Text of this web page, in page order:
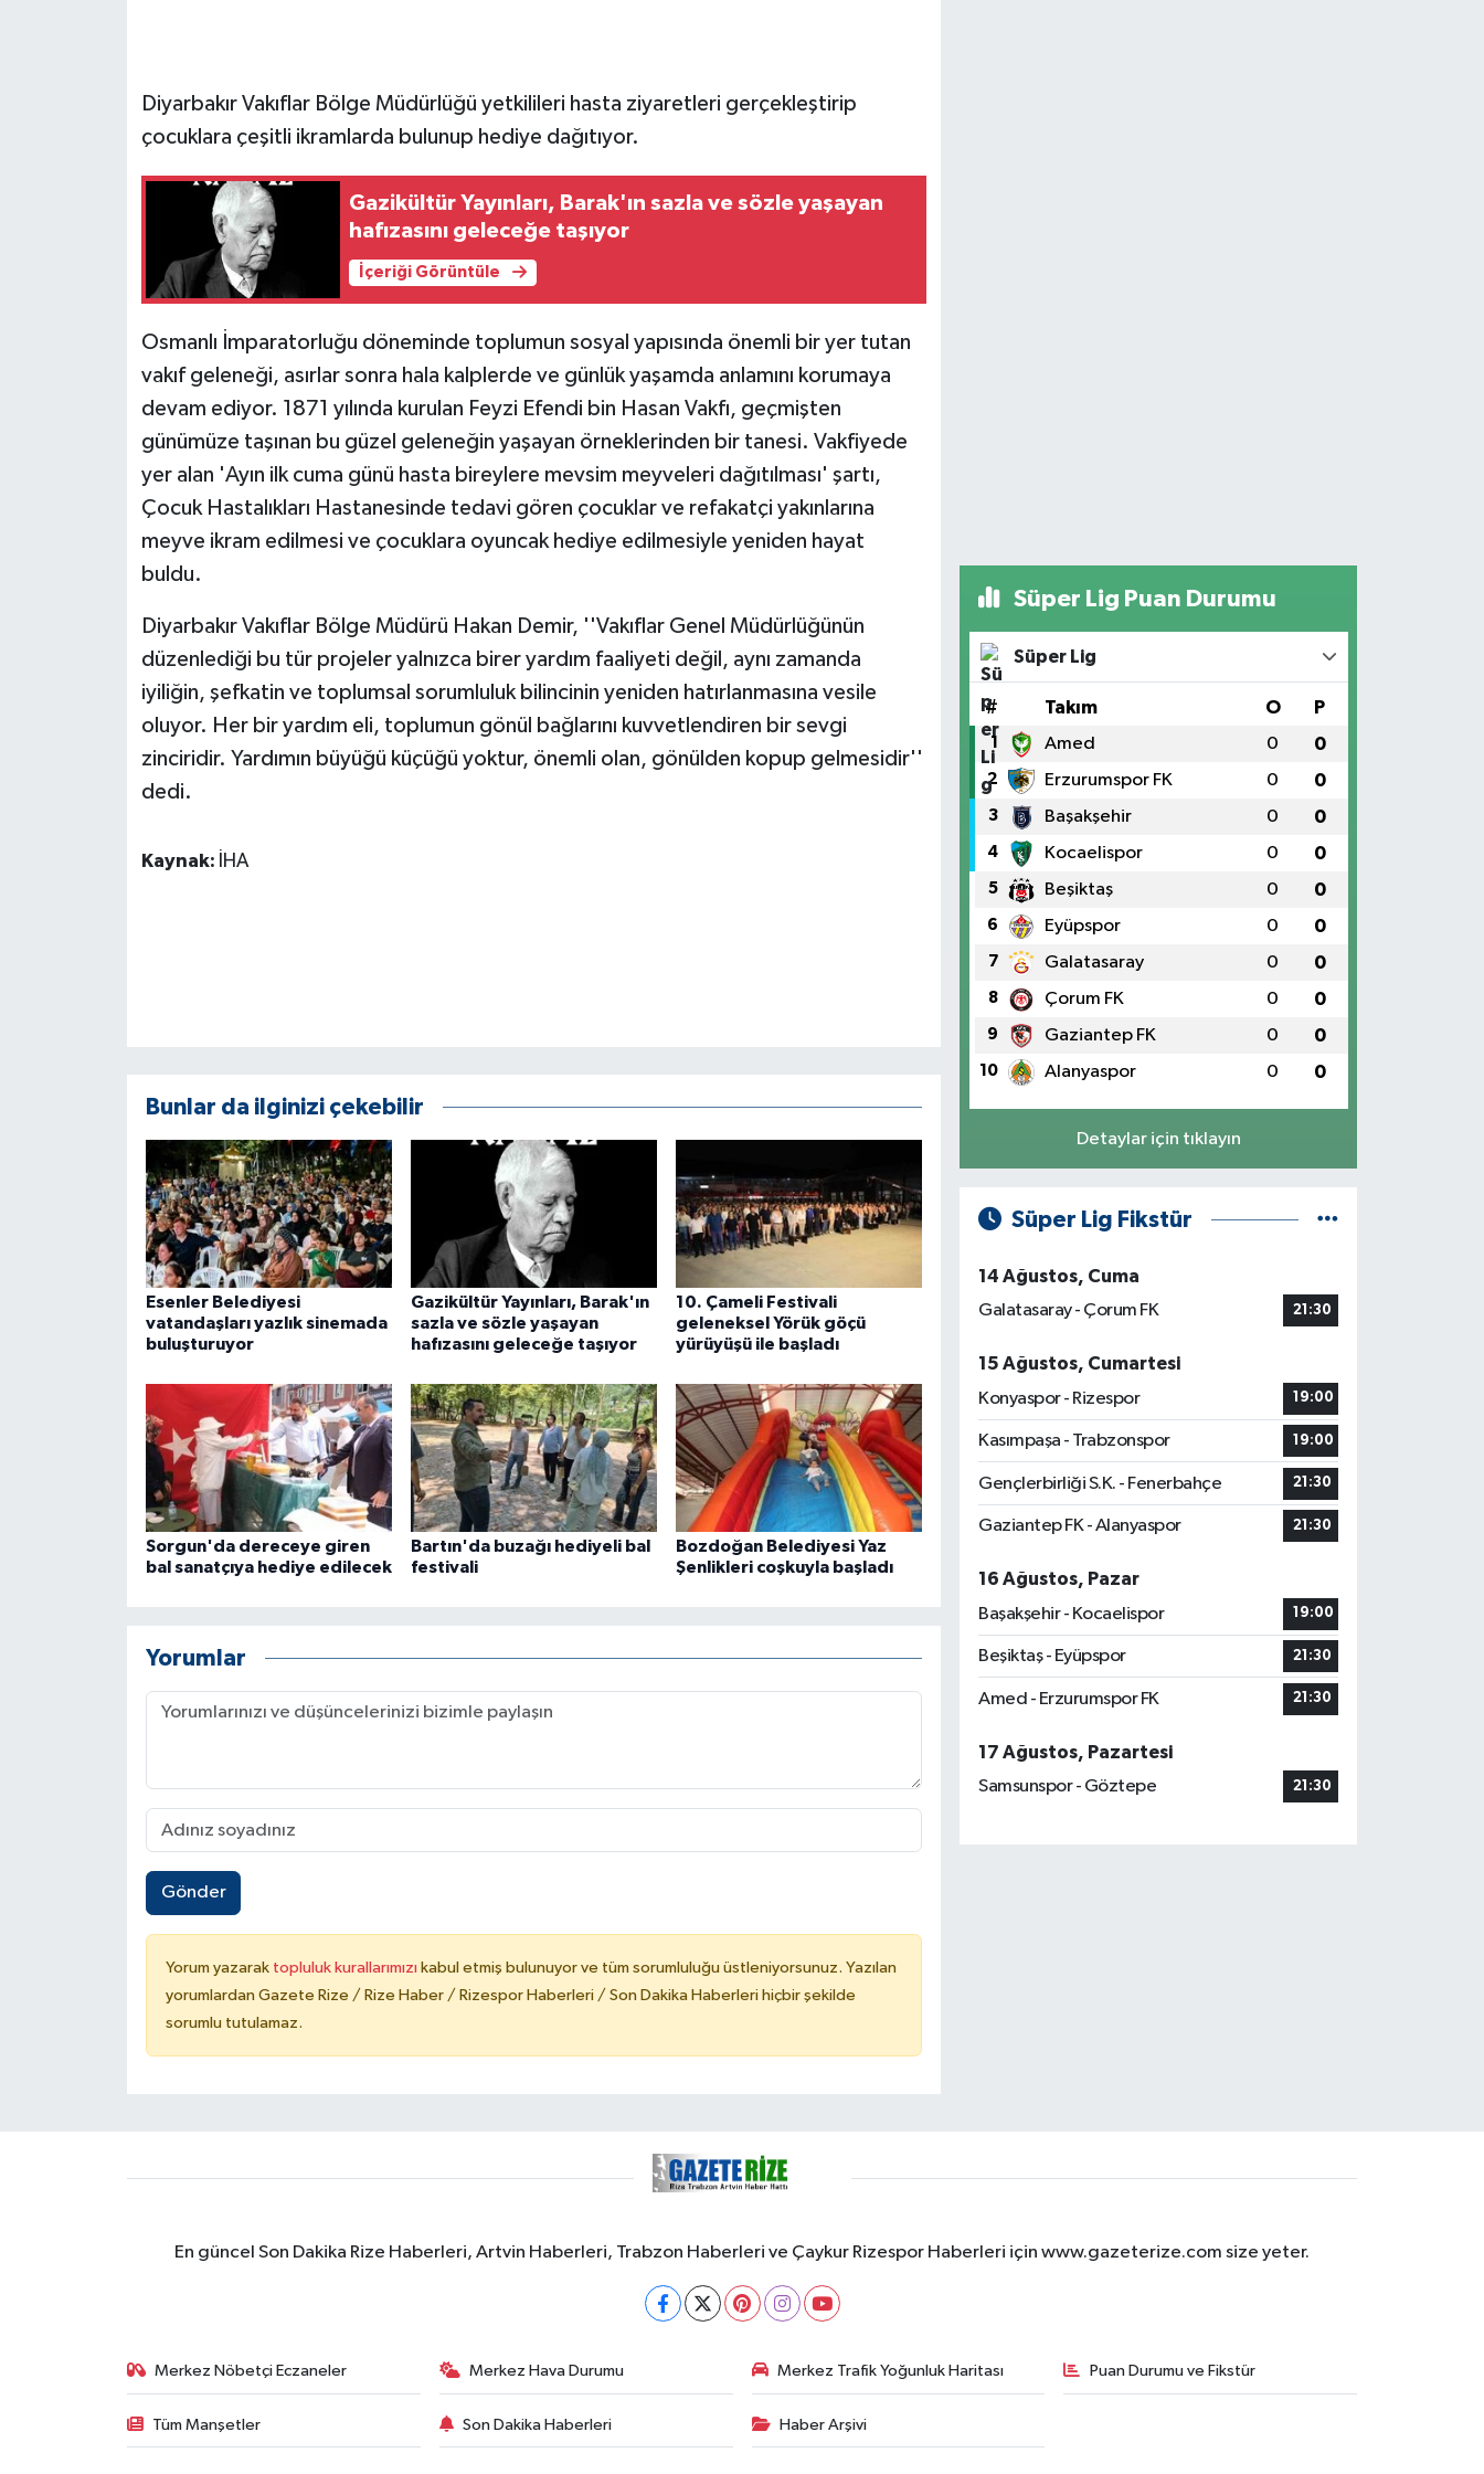
Diyarbakır Vakıflar Bölge Müdürlüğü yetkilileri hasta ziyaretleri gerçekleştirip
çocuklara çeşitli ikramlarda bulunup hediye dağıtıyor.
Gazikültür Yayınları, Barak'ın sazla ve sözle yaşayan
hafızasını geleceğe taşıyor
İçeriği Görüntüle
Osmanlı İmparatorluğu döneminde toplumun sosyal yapısında önemli bir yer tutan
vakıf geleneği, asırlar sonra hala kalplerde ve günlük yaşamda anlamını korumaya
devam ediyor. 1871 yılında kurulan Feyzi Efendi bin Hasan Vakfı, geçmişten
günümüze taşınan bu güzel geleneğin yaşayan örneklerinden bir tanesi. Vakfiyede
yer alan 'Ayın ilk cuma günü hasta bireylere mevsim meyveleri dağıtılması' şartı,
Çocuk Hastalıkları Hastanesinde tedavi gören çocuklar ve refakatçi yakınlarına
meyve ikram edilmesi ve çocuklara oyuncak hediye edilmesiyle yeniden hayat
buldu.
Diyarbakır Vakıflar Bölge Müdürü Hakan Demir, ''Vakıflar Genel Müdürlüğünün
düzenlediği bu tür projeler yalnızca birer yardım faaliyeti değil, aynı zamanda
iyiliğin, şefkatin ve toplumsal sorumluluk bilincinin yeniden hatırlanmasına vesile
oluyor. Her bir yardım eli, toplumun gönül bağlarını kuvvetlendiren bir sevgi
zinciridir. Yardımın büyüğü küçüğü yoktur, önemli olan, gönülden kopup gelmesidir''
dedi.
Kaynak: İHA
Bunlar da ilginizi çekebilir
Esenler Belediyesi
vatandaşları yazlık sinemada
buluşturuyor
Gazikültür Yayınları, Barak'ın
sazla ve sözle yaşayan
hafızasını geleceğe taşıyor
10. Çameli Festivali
geleneksel Yörük göçü
yürüyüşü ile başladı
Sorgun'da dereceye giren
bal sanatçıya hediye edilecek
Bartın'da buzağı hediyeli bal
festivali
Bozdoğan Belediyesi Yaz
Şenlikleri coşkuyla başladı
Yorumlar
Gönder
Yorum yazarak topluluk kurallarımızı kabul etmiş bulunuyor ve tüm sorumluluğu üstleniyorsunuz. Yazılan
yorumlardan Gazete Rize / Rize Haber / Rizespor Haberleri / Son Dakika Haberleri hiçbir şekilde
sorumlu tutulamaz.
Süper Lig Puan Durumu
Süper Lig
# Takım O P
1 Amed 0 0
2 Erzurumspor FK 0 0
3 Başakşehir 0 0
4 Kocaelispor 0 0
5 Beşiktaş 0 0
6 Eyüpspor 0 0
7 Galatasaray 0 0
8 Çorum FK 0 0
9 Gaziantep FK 0 0
10 Alanyaspor 0 0
Detaylar için tıklayın
Süper Lig Fikstür
14 Ağustos, Cuma
Galatasaray - Çorum FK
21:30
15 Ağustos, Cumartesi
Konyaspor - Rizespor
19:00
Kasımpaşa - Trabzonspor 19:00
Gençlerbirliği S.K. - Fenerbahçe 21:30
Gaziantep FK - Alanyaspor 21:30
16 Ağustos, Pazar
Başakşehir - Kocaelispor
19:00
Beşiktaş - Eyüpspor 21:30
Amed - Erzurumspor FK 21:30
17 Ağustos, Pazartesi
Samsunspor - Göztepe
21:30
En güncel Son Dakika Rize Haberleri, Artvin Haberleri, Trabzon Haberleri ve Çaykur Rizespor Haberleri için www.gazeterize.com size yeter.
Merkez Nöbetçi Eczaneler Merkez Hava Durumu Merkez Trafik Yoğunluk Haritası Puan Durumu ve Fikstür
Tüm Manşetler Son Dakika Haberleri Haber Arşivi
GÜNDEM
İş Dünyası
KÜLTÜR SANAT
Otomobil
POLİTİKA
Yerel Haberler